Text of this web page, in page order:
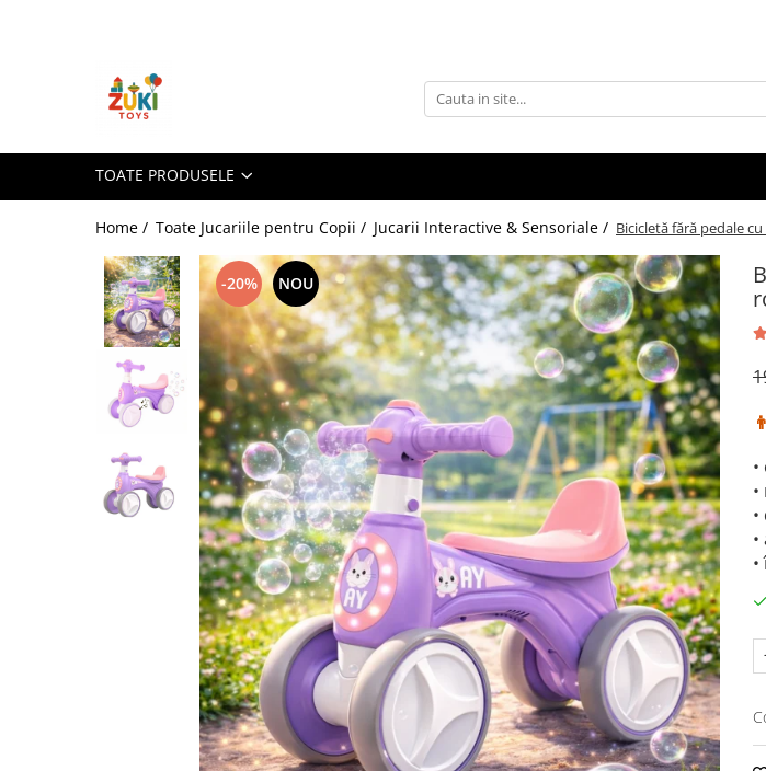
Toate Produsele
Jucarii pentru calatorii
Recomandari Zuki
Cadouri pentru Copii
Cadouri Aniversare
Cadouri de Sarbatori
Cadouri dupa Buget
Cadouri sub 59 lei
Cadouri sub 99 lei
Cadouri sub 149 lei
Jucarii pe Varsta Copilului
Carti & Activitati pentru Copii
Busy Book & Carti Interactive
Carti de Colorat & Activitati
TOATE PRODUSELE
Home / Toate Jucariile pentru Copii / Jucarii Interactive & Sensoriale / Bicicletă fără pedale
-20% NOU